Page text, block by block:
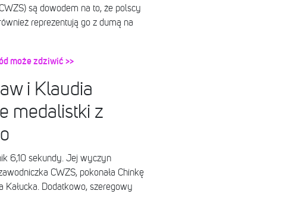
są dowodem na to, że polscy
reprezentują go z dumą na
może zdziwić >>
i Klaudia
medalistki z
6,10 sekundy. Jej wyczyn
CWZS, pokonała Chinkę
Dodatkowo, szeregowy